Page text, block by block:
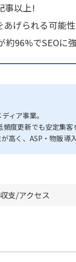
事以上!
あげられる可能
約96%でSEOに
ィア事業。
度更新でも安定集客
く、ASP・物販導
収支/アクセス